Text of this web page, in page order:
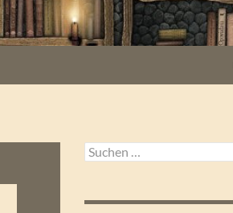
Suchen
nach: